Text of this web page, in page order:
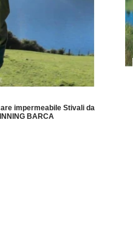
impermeabile Stivali da
BARCA
essere
scelte